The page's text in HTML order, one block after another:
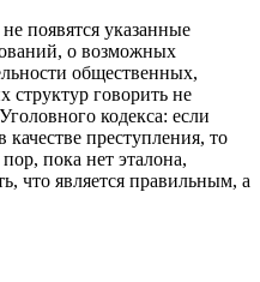
появятся указанные
о возможных
общественных,
структур говорить не
кодекса: если
преступления, то
пока нет эталона,
что является правильным, а